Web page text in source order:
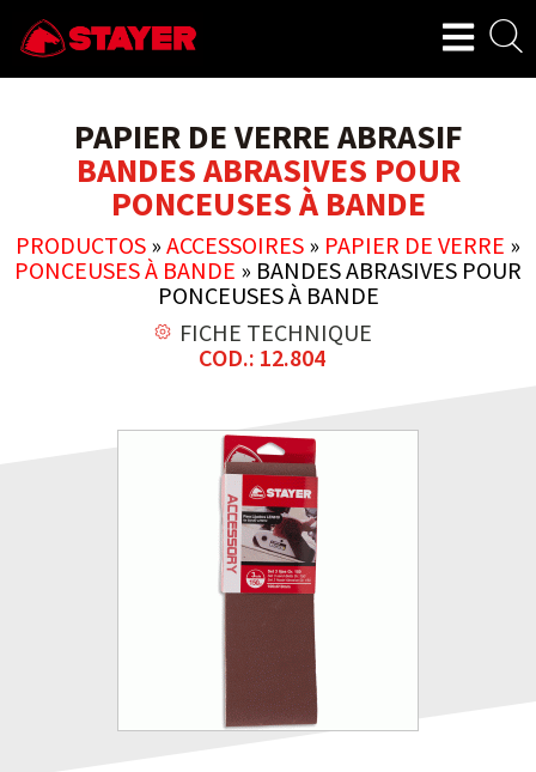
PAPIER DE VERRE ABRASIF
BANDES ABRASIVES POUR
PONCEUSES À BANDE
PRODUCTOS » ACCESSOIRES » PAPIER DE VERRE »
PONCEUSES À BANDE » BANDES ABRASIVES POUR
PONCEUSES À BANDE
FICHE TECHNIQUE
COD.: 12.804